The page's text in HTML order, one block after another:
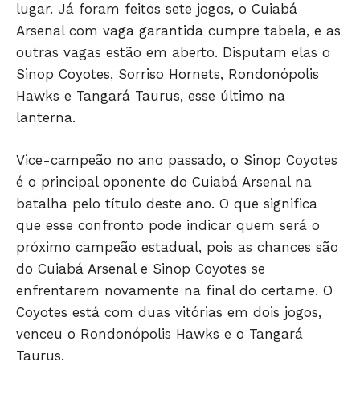
HOME
POLÍTICA
POLÍCIA
ESPORTES
lugar. Já foram feitos sete jogos, o Cuiabá
Arsenal com vaga garantida cumpre tabela, e as
outras vagas estão em aberto. Disputam elas o
Sinop Coyotes, Sorriso Hornets, Rondonópolis
Hawks e Tangará Taurus, esse último na
lanterna.
Vice-campeão no ano passado, o Sinop Coyotes
é o principal oponente do Cuiabá Arsenal na
batalha pelo título deste ano. O que significa
que esse confronto pode indicar quem será o
próximo campeão estadual, pois as chances são
do Cuiabá Arsenal e Sinop Coyotes se
enfrentarem novamente na final do certame. O
Coyotes está com duas vitórias em dois jogos,
venceu o Rondonópolis Hawks e o Tangará
Taurus.